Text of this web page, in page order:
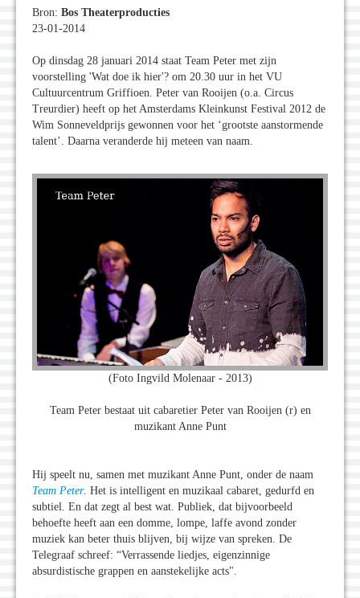
Bron: Bos Theaterproducties
23-01-2014
Op dinsdag 28 januari 2014 staat Team Peter met zijn
voorstelling 'Wat doe ik hier'? om 20.30 uur in het VU
Cultuurcentrum Griffioen. Peter van Rooijen (o.a. Circus
Treurdier) heeft op het Amsterdams Kleinkunst Festival 2012 de
Wim Sonneveldprijs gewonnen voor het ‘grootste aanstormende
talent’. Daarna veranderde hij meteen van naam.
(Foto Ingvild Molenaar - 2013)
Team Peter bestaat uit cabaretier Peter van Rooijen (r) en
muzikant Anne Punt
Hij speelt nu, samen met muzikant Anne Punt, onder de naam
Team Peter. Het is intelligent en muzikaal cabaret, gedurfd en
subtiel. En dat zegt al best wat. Publiek, dat bijvoorbeeld
behoefte heeft aan een domme, lompe, laffe avond zonder
muziek kan beter thuis blijven, bij wijze van spreken. De
Telegraaf schreef: “Verrassende liedjes, eigenzinnige
absurdistische grappen en aanstekelijke acts".